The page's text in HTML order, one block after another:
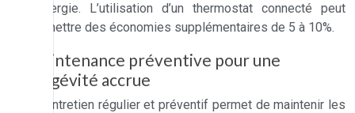
d’énergie. L’utilisation d’un thermostat connecté peut
permettre des économies supplémentaires de 5 à 10%.
Maintenance préventive pour une
longévité accrue
Un entretien régulier et préventif permet de maintenir les